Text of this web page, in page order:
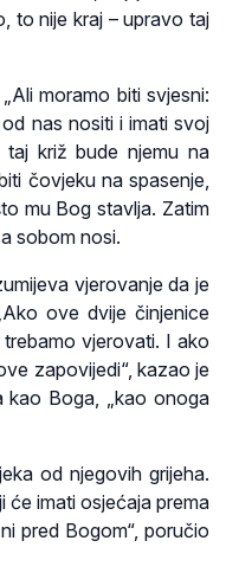
to nije kraj – upravo taj
moramo biti svjesni:
nas nositi i imati svoj
križ bude njemu na
čovjeku na spasenje,
mu Bog stavlja. Zatim
sobom nosi.
vjerovanje da je
ove dvije činjenice
vjerovati. I ako
zapovijedi“, kazao je
kao Boga, „kao onoga
od njegovih grijeha.
će imati osjećaja prema
pred Bogom“, poručio